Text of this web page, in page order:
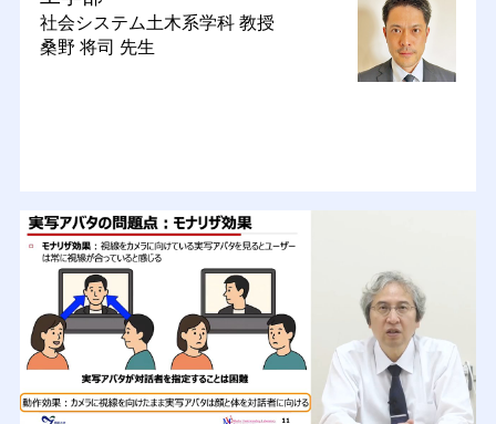
社会システム土木系学科 教授
桑野 将司 先生